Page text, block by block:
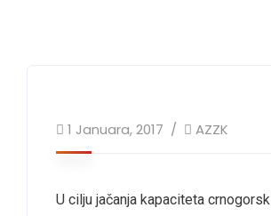
1 Januara, 2017 AZZK
U cilju jačanja kapaciteta